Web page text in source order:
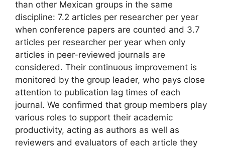
than other Mexican groups in the same
discipline: 7.2 articles per researcher per year
when conference papers are counted and 3.7
articles per researcher per year when only
articles in peer-reviewed journals are
considered. Their continuous improvement is
monitored by the group leader, who pays close
attention to publication lag times of each
journal. We confirmed that group members play
various roles to support their academic
productivity, acting as authors as well as
reviewers and evaluators of each article they